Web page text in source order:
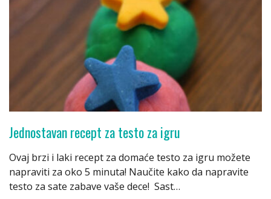
Jednostavan recept za testo za igru
Ovaj brzi i laki recept za domaće testo za igru možete
napraviti za oko 5 minuta! Naučite kako da napravite
testo za sate zabave vaše dece! Sast…